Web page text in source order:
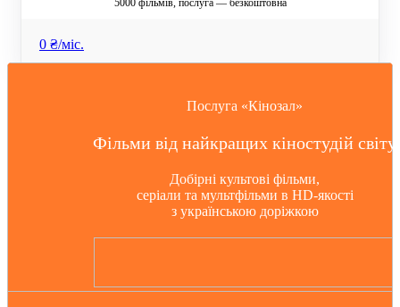
0 ₴/мiс.
Послуга «Кінозал»
Фільми від найкращих кіностудій світу
Добірні культові фільми,
серіали та мультфільми в HD-якості
з українською доріжкою